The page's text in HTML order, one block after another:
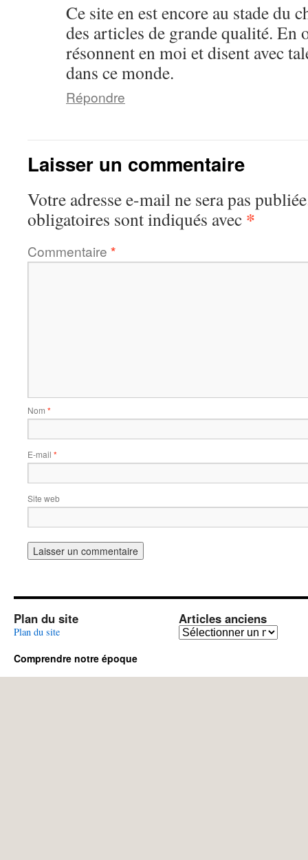
Ce site en est encore au stade du
des articles de grande qualité. En
résonnent en moi et disent avec
dans ce monde.
Répondre
Laisser un commentaire
Votre adresse e-mail ne sera pas
obligatoires sont indiqués avec *
Commentaire *
Nom *
E-mail *
Site web
Plan du site
Plan du site
Articles anciens
Articles
Comprendre notre époque